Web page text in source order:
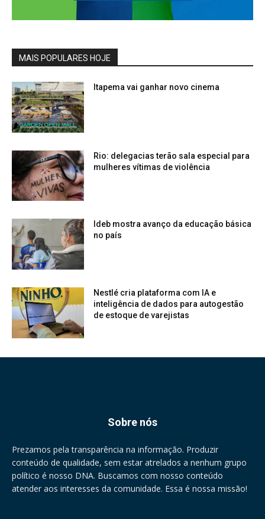
MAIS POPULARES HOJE
Itapema vai ganhar novo cinema
Rio: delegacias terão sala especial para
mulheres vítimas de violência
Ideb mostra avanço da educação básica
no país
Nestlé cria plataforma com IA e
inteligência de dados para autogestão
de estoque de varejistas
Sobre nós
Prezamos pela transparência na informação. Produzir
conteúdo de qualidade, sem estar atrelados a nenhum grupo
político é nosso DNA. Buscamos com nosso conteúdo
atender aos interesses da comunidade. Essa é nossa missão!